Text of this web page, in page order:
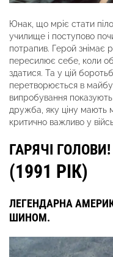
Юнак, що мріє стати
училище і поступово
потрапив. Герой знімає
пересилює себе, коли
здатися. Та у цій
перетворюється в
випробування
дружба, яку ціну мають
критично важливо у
ГАРЯЧІ ГОЛОВИ!
(1991 РІК)
ЛЕГЕНДАРНА
ШИНОМ.